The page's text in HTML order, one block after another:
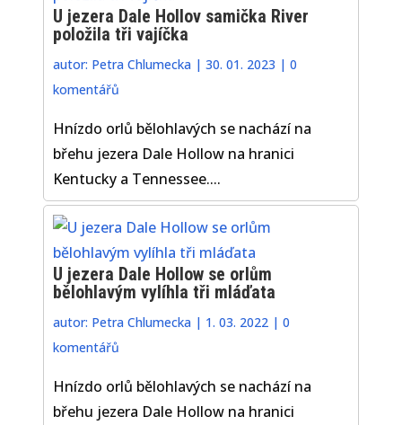
U jezera Dale Hollov samička River
položila tři vajíčka
autor: Petra Chlumecka |30. 01. 2023 |0
komentářů
Hnízdo orlů bělohlavých se nachází na
břehu jezera Dale Hollow na hranici
Kentucky a Tennessee....
U jezera Dale Hollow se orlům
bělohlavým vylíhla tři mláďata
autor: Petra Chlumecka | 1. 03. 2022 |0
komentářů
Hnízdo orlů bělohlavých se nachází na
břehu jezera Dale Hollow na hranici